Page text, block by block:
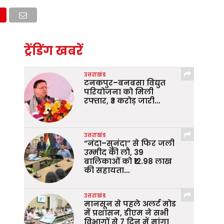
ट्रेंडिंग खबरें
उत्तराखंड
टनकपुर–बनबसा विद्युत
परियोजना को मिली
रफ्तार, ₹3 करोड़ जारी…
उत्तराखंड
“नंदा–सुनंदा” से फिर जली
उम्मीद की लौ, 39
बालिकाओं को ₹12.98 लाख
की सहायता…
उत्तराखंड
मानसून से पहले अलर्ट मोड
में प्रशासन, डीएम ने सभी
विभागों से 7 दिन में मांगा